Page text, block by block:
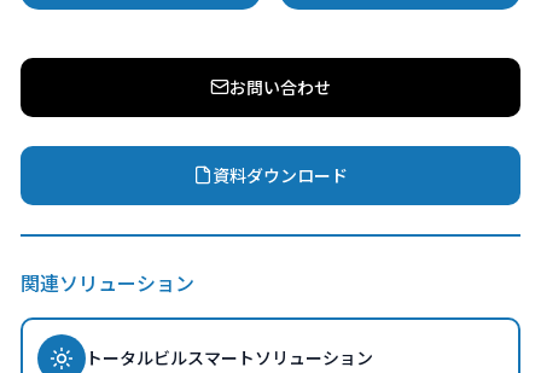
お問い合わせ
資料ダウンロード
関連ソリューション
トータルビルスマートソリューション